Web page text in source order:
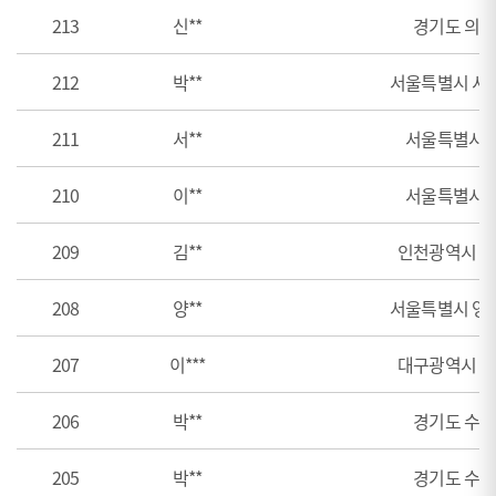
213 신** 경기도 의
212 박** 서울특별시 서
211 서** 서울특별시
210 이** 서울특별시
209 김** 인천광역시
208 양** 서울특별시 영
207 이*** 대구광역시
206 박** 경기도 수
205 박** 경기도 수